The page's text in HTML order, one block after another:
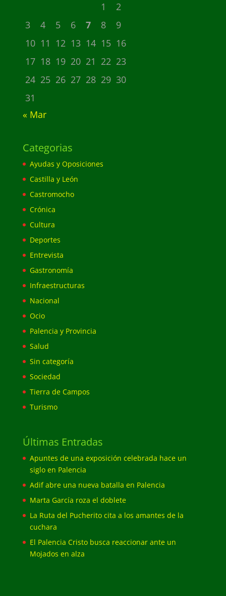
1
2
3
4 5 6 7 8
9
10 11 12 13 14 15 16
17 18 19 20 21 22 23
24 25 26 27 28 29 30
31
« Mar
Categorias
Ayudas y Oposiciones
Castilla y León
Castromocho
Crónica
Cultura
Deportes
Entrevista
Gastronomía
Infraestructuras
Nacional
Ocio
Palencia y Provincia
Salud
Sin categoría
Sociedad
Tierra de Campos
Turismo
Últimas Entradas
Apuntes de una exposición celebrada hace un
siglo en Palencia
Adif abre una nueva batalla en Palencia
Marta García roza el doblete
La Ruta del Pucherito cita a los amantes de la
cuchara
El Palencia Cristo busca reaccionar ante un
Mojados en alza